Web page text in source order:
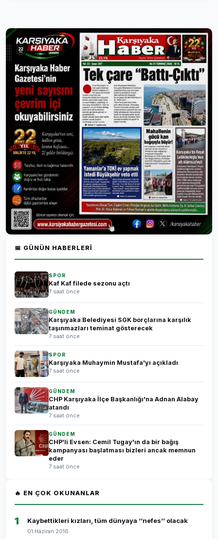
📅 GÜNÜN HABERLERI
SPOR
Kaf Kaf filede sezonu açtı
7 saat önce
GÜNDEM
Karşıyaka Belediyesi SGK borçlarına karşılık
taşınmazları teminat gösterecek
7 saat önce
SPOR
Karşıyaka Muhaymin Mustafa'yı açıkladı
7 saat önce
GÜNDEM
CHP Karşıyaka İlçe Başkanlığı'na Adnan Alabay
atandı
7 saat önce
GÜNDEM
CHP'li Evsen: Cemil Tugay'ın da bir bağış
kampanyası başlatması bizleri ancak memnun
eder
7 saat önce
🔥 EN ÇOK OKUNANLAR
1 Kaybettikleri kızları, tüm dünyaya ‘’nefes’’ olacak
01 Haziran 2016